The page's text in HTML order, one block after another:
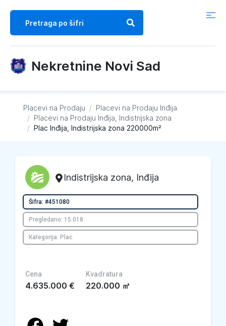
Nekretnine Novi Sad
Placevi na Prodaju / Placevi na Prodaju Inđija
/ Placevi na Prodaju Inđija, Indistrijska zona
/ Plac Inđija, Indistrijska zona 220000m²
Indistrijska zona, Inđija
Šifra: #451080
Pregledano: 15.018
Kategorija: Plac
Cena
4.635.000 €
Kvadratura
220.000 ㎡